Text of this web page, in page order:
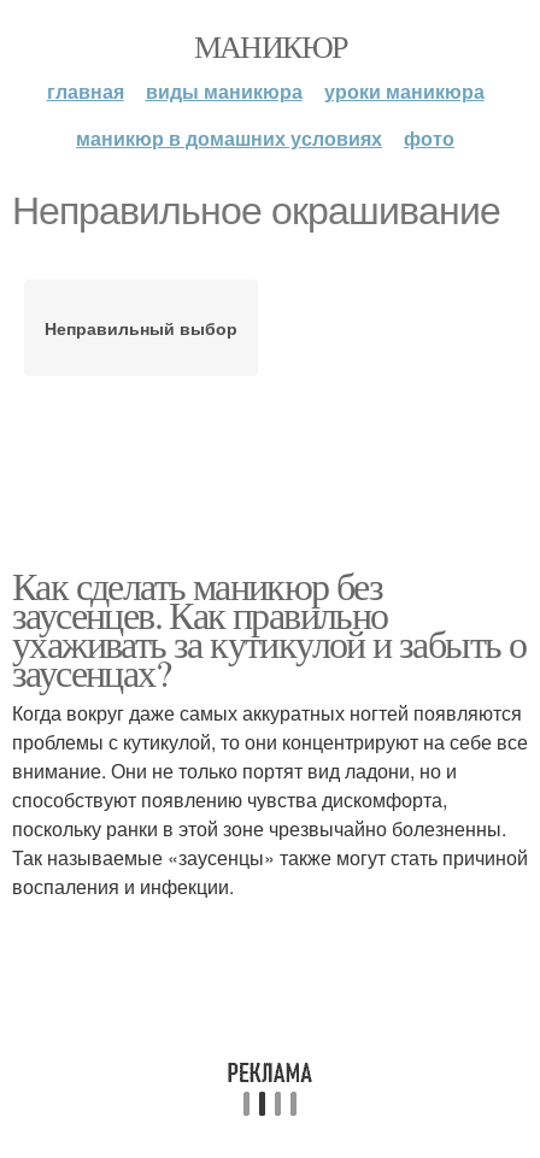
МАНИКЮР
главная виды маникюра
уроки маникюра
маникюр в домашних условиях
фото
Неправильное окрашивание
Неправильный выбор
Как сделать маникюр без
заусенцев. Как правильно
ухаживать за кутикулой и забыть о
заусенцах?
Когда вокруг даже самых аккуратных ногтей появляются
проблемы с кутикулой, то они концентрируют на себе все
внимание. Они не только портят вид ладони, но и
способствуют появлению чувства дискомфорта,
поскольку ранки в этой зоне чрезвычайно болезненны.
Так называемые «заусенцы» также могут стать причиной
воспаления и инфекции.